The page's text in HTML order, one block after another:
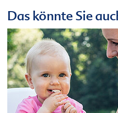
Das könnte Sie